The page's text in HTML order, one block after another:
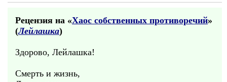
Рецензия на «Хаос собственных противоречий»
(Лейлашка)
Здорово, Лейлашка!
Смерть и жизнь,